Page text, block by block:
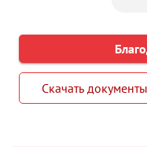
Скачать документы